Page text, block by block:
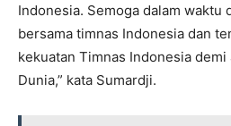
Indonesia. Semoga dalam waktu
bersama timnas Indonesia dan
kekuatan Timnas Indonesia demi
Dunia,” kata Sumardji.